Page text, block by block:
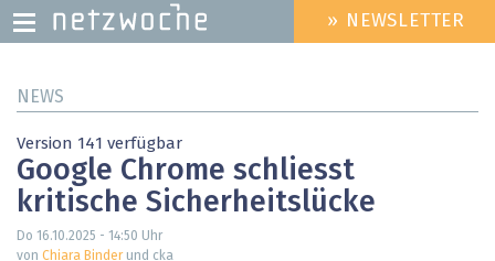
zum
HEADER
MENU
» NEWSLETTER
NEWS
Version 141 verfügbar
Google Chrome schliesst
kritische Sicherheitslücke
Do 16.10.2025 - 14:50 Uhr
von Chiara Binderund cka